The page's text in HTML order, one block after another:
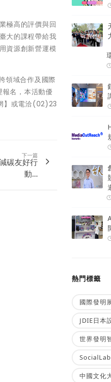
極高的評價與回
大的課程帶給我
資源創新營運模
領域合作及國際
報名，本活動優
】或電洽(02)23
下一篇
碳友好行
動...
熱門標籤
國際發明
JDIE日本
世界發明
SocialLab
中國文化